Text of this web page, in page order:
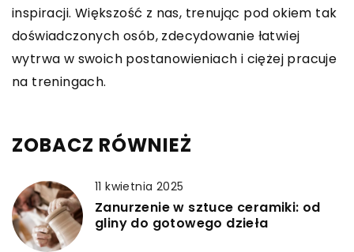
inspiracji. Większość z nas, trenując pod okiem tak
doświadczonych osób, zdecydowanie łatwiej
wytrwa w swoich postanowieniach i ciężej pracuje
na treningach.
ZOBACZ RÓWNIEŻ
11 kwietnia 2025
Zanurzenie w sztuce ceramiki: od
gliny do gotowego dzieła